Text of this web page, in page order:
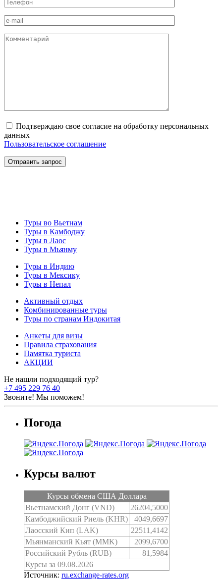
Подтверждаю свое согласие на обработку персональных
данных
Пользовательское соглашение
Туры во Вьетнам
Туры в Камбоджу
Туры в Лаос
Туры в Мьянму
Туры в Индию
Туры в Мексику
Туры в Непал
Активный отдых
Комбинированные туры
Туры по странам Индокитая
Анкеты для визы
Правила страхования
Памятка туриста
АКЦИИ
Не нашли подходящий тур?
+7 495 229 76 40
Звоните! Мы поможем!
Погода
Курсы валют
Курсы обмена США Доллара
Вьетнамский Донг (VND)
26204,5000
Камбоджийский Риель (KHR)
4049,6697
Лаосский Кип (LAK)
22511,4142
Мьянманский Кьят (MMK)
2099,6700
Российский Рубль (RUB)
81,5984
Курсы за 09.08.2026
Источник: ru.exchange-rates.org